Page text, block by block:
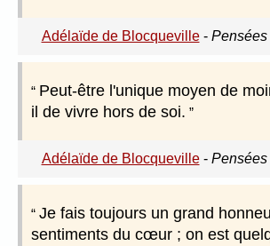
Adélaïde de Blocqueville-
Peut-être l'unique moyen de
il de vivre hors de soi.
Adélaïde de Blocqueville-
Je fais toujours un grand
sentiments du cœur ; on est